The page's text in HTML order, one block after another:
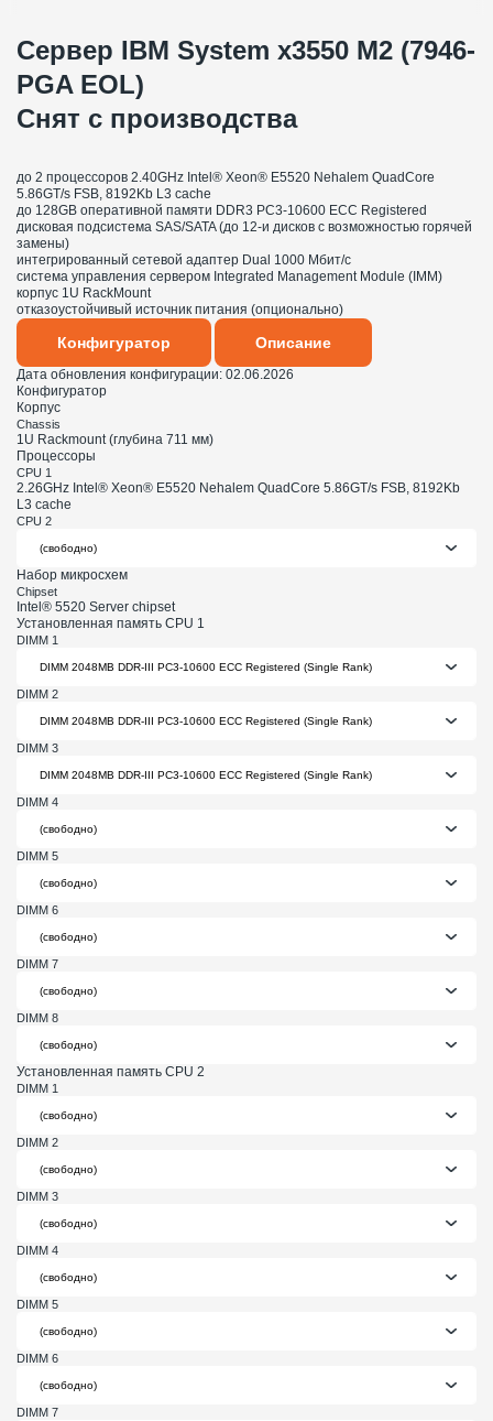
Сервер IBM System x3550 M2 (7946-
PGA EOL)
Снят с производства
до 2 процессоров 2.40GHz Intel® Xeon® E5520 Nehalem QuadCore
5.86GT/s FSB, 8192Kb L3 cache
до 128GB оперативной памяти DDR3 PC3-10600 ECC Registered
дисковая подсистема SAS/SATA (до 12-и дисков с возможностью горячей
замены)
интегрированный сетевой адаптер Dual 1000 Мбит/с
система управления сервером Integrated Management Module (IMM)
корпус 1U RackMount
отказоустойчивый источник питания (опционально)
Конфигуратор Описание
Дата обновления конфигурации: 02.06.2026
Конфигуратор
Корпус
Chassis
1U Rackmount (глубина 711 мм)
Процессоры
CPU 1
2.26GHz Intel® Xeon® E5520 Nehalem QuadCore 5.86GT/s FSB, 8192Kb
L3 cache
CPU 2
Набор микросхем
Chipset
Intel® 5520 Server chipset
Установленная память CPU 1
DIMM 1
DIMM 2
DIMM 3
DIMM 4
DIMM 5
DIMM 6
DIMM 7
DIMM 8
Установленная память CPU 2
DIMM 1
DIMM 2
DIMM 3
DIMM 4
DIMM 5
DIMM 6
DIMM 7